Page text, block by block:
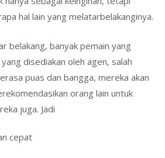
hal lain yang melatarbelakanginya.
belakang, banyak pemain yang
disediakan oleh agen, salah
puas dan bangga, mereka akan
orang lain untuk
juga. Jadi
cepat